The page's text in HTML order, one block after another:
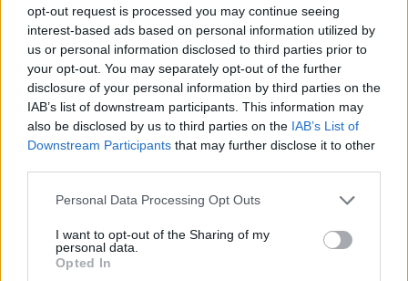
opt-out request is processed you may continue seeing
interest-based ads based on personal information utilized by
us or personal information disclosed to third parties prior to
your opt-out. You may separately opt-out of the further
disclosure of your personal information by third parties on the
IAB’s list of downstream participants. This information may
also be disclosed by us to third parties on the IAB’s List of
Downstream Participants that may further disclose it to other
Please note that this website/app uses one or more Google
not limited to your visit or usage behaviour. You may click to
grant or deny consent to Google and its third-party tags to
use your data for below specified purposes in below Google
Personal Data Processing Opt Outs
I want to opt-out of the Sharing of my
personal data.
Opted In